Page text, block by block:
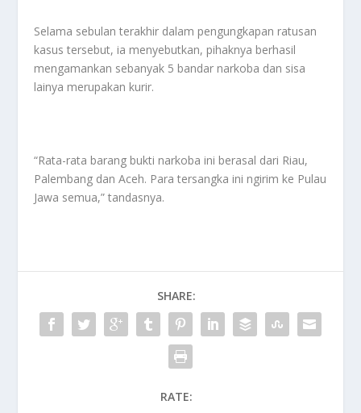
Selama sebulan terakhir dalam pengungkapan ratusan
kasus tersebut, ia menyebutkan, pihaknya berhasil
mengamankan sebanyak 5 bandar narkoba dan sisa
lainya merupakan kurir.
“Rata-rata barang bukti narkoba ini berasal dari Riau,
Palembang dan Aceh. Para tersangka ini ngirim ke Pulau
Jawa semua,” tandasnya.
SHARE:
RATE: